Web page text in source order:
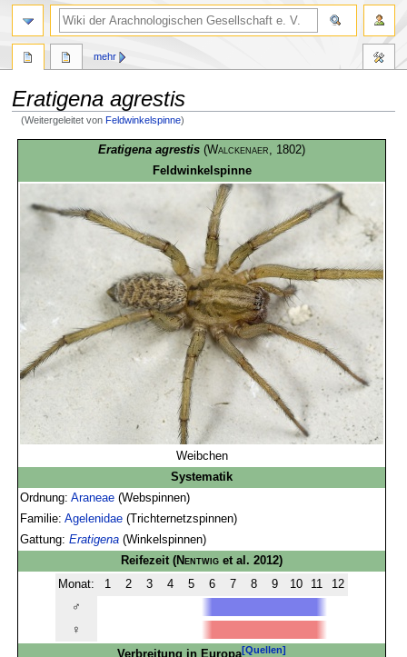
Eratigena agrestis
(Weitergeleitet vonFeldwinkelspinne)
springen
springen
Eratigena agrestis (Walckenaer , 1802)
Feldwinkelspinne
Weibchen
Systematik
Ordnung:Araneae (Webspinnen)
Familie:Agelenidae (Trichternetzspinnen)
Gattung:Eratigena (Winkelspinnen)
Reifezeit(Nentwig et al. 2012)
Monat:
1 2 3 4 5 6 7 8 9 10 11
12
♂
♀
Verbreitung in Europa[Quellen]
mehr